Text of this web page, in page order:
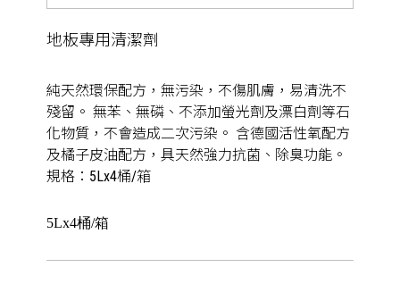
地板專用清潔劑
純天然環保配方，無污染，不傷肌膚，易清洗不
殘留。 無苯、無磷、不添加螢光劑及漂白劑等石
化物質，不會造成二次污染。 含德國活性氧配方
及橘子皮油配方，具天然強力抗菌、除臭功能。
規格：5Lx4桶/箱
5Lx4桶/箱